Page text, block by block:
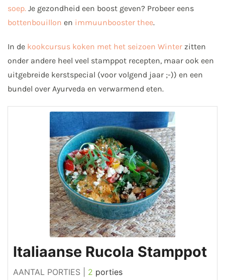
soep. Je gezondheid een boost geven? Probeer eens
bottenbouillon en immuunbooster thee.
In de kookcursus koken met het seizoen Winter zitten
onder andere heel veel stamppot recepten, maar ook een
uitgebreide kerstspecial (voor volgend jaar ;-)) en een
bundel over Ayurveda en verwarmend eten.
Italiaanse Rucola Stamppot
AANTAL PORTIES | 2 porties